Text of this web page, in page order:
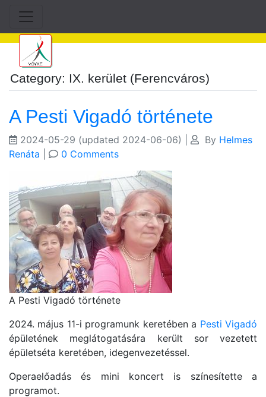
Category: IX. kerület (Ferencváros)
A Pesti Vigadó története
2024-05-29 (updated 2024-06-06) By Helmes
Renáta
0 Comments
A Pesti Vigadó története
2024. május 11-i programunk keretében a Pesti Vigadó
épületének meglátogatására került sor vezetett
épületséta keretében, idegenvezetéssel.
Operaelőadás és mini koncert is színesítette a
programot.